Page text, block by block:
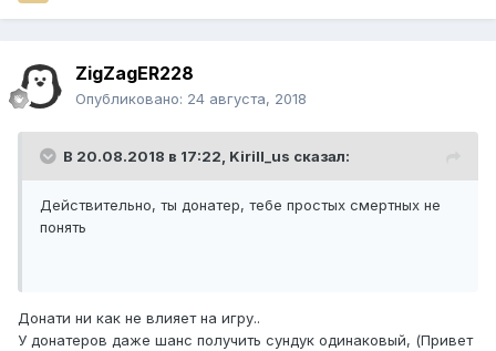
ZigZagER228
Опубликовано: 24 августа, 2018
В 20.08.2018 в 17:22, Kirill_us сказал:
Действительно, ты донатер, тебе простых смертных не
понять
Донати ни как не влияет на игру..
У донатеров даже шанс получить сундук одинаковый, (Привет